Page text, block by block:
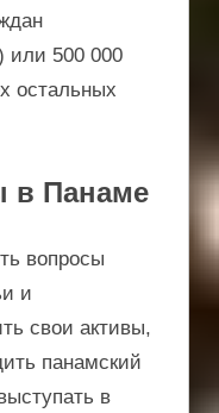
или 500 000
остальных
в Панаме
вопросы
и
свои активы,
панамский
в